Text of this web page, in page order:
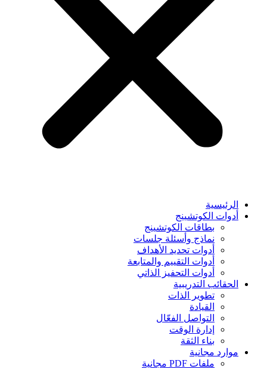
الرئيسية
أدوات الكوتشينج
بطاقات الكوتشينج
نماذج وأسئلة جلسات
أدوات تحديد الأهداف
أدوات التقييم والمتابعة
أدوات التحفيز الذاتي
الحقائب التدريبية
تطوير الذات
القيادة
التواصل الفعّال
إدارة الوقت
بناء الثقة
موارد مجانية
ملفات PDF مجانية